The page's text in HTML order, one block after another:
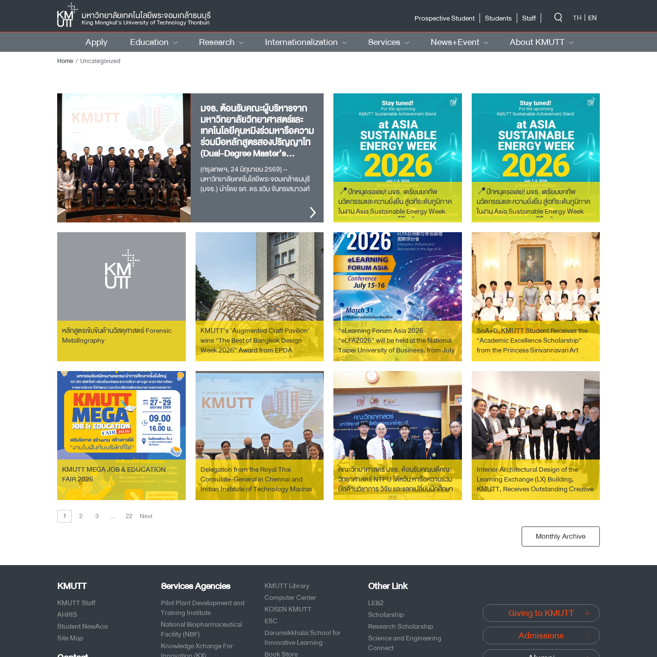
มหาวิทยาลัยเทคโนโลยีพระจอมเกล้าธนบุรี
King Mongkut’s University of Technology Thonburi
Prospective Student
Students Staff TH EN
Apply Education Research Internationalization Services News+Event About KMUTT
Home Uncategorized
มจธ. ต้อนรับคณะผู้บริหารจาก
มหาวิทยาลัยวิทยาศาสตร์และ
เทคโนโลยีคุนหมิงร่วมหารือความ
ร่วมมือหลักสูตรสองปริญญาโท
(Dual-Degree Master’s
Program)
(กรุงเทพฯ, 24 มิถุนายน 2569) –
มหาวิทยาลัยเทคโนโลยีพระจอมเกล้าธนบุรี
(มจธ.) นำโดย รศ. ดร.ชวิน จันทรเสนาวงศ์
มหาวิทยาลัยวิทยาศาสตร์และเทคโนโลยีคุนห
มิง (Kunming University of Science
and Technology: KUST) สาธารณรัฐ
📍ปักหมุดรอเลย! มจธ. เตรียมยกทัพ
นวัตกรรมและความยั่งยืน สู่เวทีระดับภูมิภาค
ในงาน Asia Sustainable Energy Week
2026 (ASEW 2026) 💚🌱
📍ปักหมุดรอเลย! มจธ. เตรียมยกทัพ
นวัตกรรมและความยั่งยืน สู่เวทีระดับภูมิภาค
ในงาน Asia Sustainable Energy Week
2026 (ASEW 2026) 💚🌱
หลักสูตรเข้มข้นด้านวัสดุศาสตร์ Forensic
Metallography
KMUTT’s ‘Augmented Craft Pavilion’
wins “The Best of Bangkok Design
Week 2026” Award from EPDA
“eLearning Forum Asia 2026
“eLFA2026” will be held at the National
Taipei University of Business, from July
15-16, 2026, in Taipei, Taiwan.
SoA+D, KMUTT Student Receives the
“Academic Excellence Scholarship”
from the Princess Sirivannavari Art
Foundation for Academic Year 2025
KMUTT MEGA JOB & EDUCATION
FAIR 2026
Delegation from the Royal Thai
Consulate-General in Chennai and
Indian Institute of Technology Madras
Pays Official Visit to KMUTT
คณะวิทยาศาสตร์ มจธ. ต้อนรับคณบดีคณะ
วิทยาศาสตร์ NTPU ไต้หวัน หารือความร่วม
มือด้านวิชาการ วิจัย และแลกเปลี่ยนนักศึกษา
Interior Architectural Design of the
Learning Exchange (LX) Building,
KMUTT, Receives Outstanding Creative
Work Award at the 9th Architecture &
1 2 3 … 22 Next
Monthly Archive
KMUTT
KMUTT Staff
AHRIS
Student NewAcis
Site Map
Services Agencies
Pilot Plant Development and
Training Institute
National Biopharmaceutical
Facility (NBF)
Knowledge Xchange For
KMUTT Library
Computer Center
KOSEN KMUTT
ESC
Darunsikkhalai School for
Innovative Learning
Book Store
Other Link
LEB2
Scholarship
Research Scholarship
Science and Engineering
Connect
Giving to KMUTT
Admissions